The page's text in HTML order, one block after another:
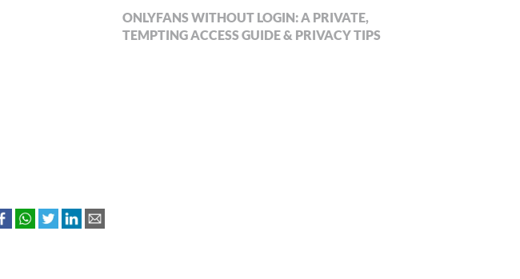
ONLYFANS WITHOUT LOGIN: A PRIVATE,
TEMPTING ACCESS GUIDE & PRIVACY TIPS